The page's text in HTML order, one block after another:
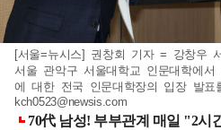
[서울=뉴시스] 권창회 기자 = 강창우
서울 관악구 서울대학교 인문대학에
에 대한 전국 인문대학장의 입장 발표
kch0523@newsis.com